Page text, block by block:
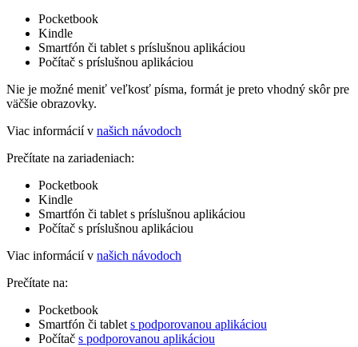
Pocketbook
Kindle
Smartfón či tablet s príslušnou aplikáciou
Počítač s príslušnou aplikáciou
Nie je možné meniť veľkosť písma, formát je preto vhodný skôr pre
väčšie obrazovky.
Viac informácií v našich návodoch
Prečítate na zariadeniach:
Pocketbook
Kindle
Smartfón či tablet s príslušnou aplikáciou
Počítač s príslušnou aplikáciou
Viac informácií v našich návodoch
Prečítate na:
Pocketbook
Smartfón či tablet s podporovanou aplikáciou
Počítač s podporovanou aplikáciou